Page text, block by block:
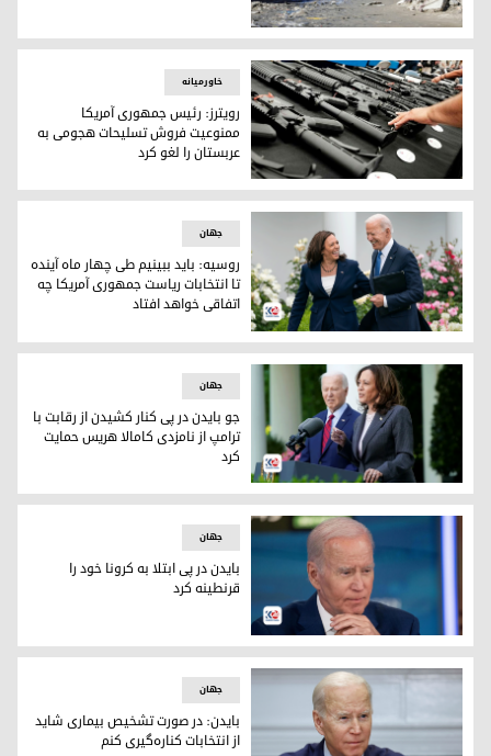
حماس: نزدیک بودن توافق با اسرائیل "یک توهم" است
رویترز: رئیس جمهوری آمریکا ممنوعیت فروش تسلیحات هجومی
خاورمیانه
رویترز: رئیس جمهوری آمریکا
ممنوعیت فروش تسلیحات هجومی به
عربستان را لغو کرد
روسیه: باید ببینیم طی چهار ماه آینده‌ تا انتخابات ریاست
جهان
روسیه: باید ببینیم طی چهار ماه آینده‌
تا انتخابات ریاست جمهوری آمریکا چه
اتفاقی خواهد افتاد
جو بایدن در پی کنار کشیدن از رقابت با ترامپ از نامزدی
جهان
جو بایدن در پی کنار کشیدن از رقابت با
ترامپ از نامزدی کامالا هریس حمایت
کرد
جو بایدن، رئیس جمهور آمریکا
جهان
بایدن در پی ابتلا به کرونا خود را
قرنطینه کرد
جهان
بایدن: در صورت تشخیص بیماری شاید
از انتخابات کناره‌گیری کنم